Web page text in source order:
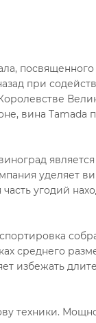
при
вина Tamada
уделяет
угодий
среднего
избежать
техники.